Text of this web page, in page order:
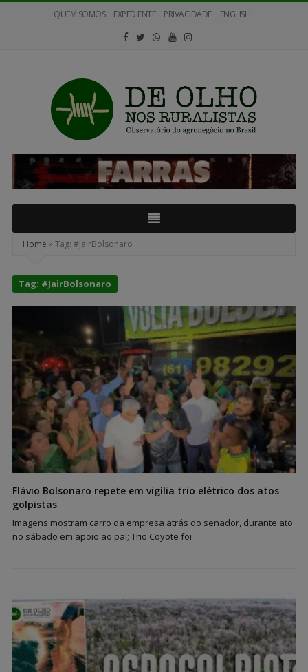
QUEM SOMOS EXPEDIENTE PRIVACIDADE ENGLISH
De
Olho
nos
Home » Tag: #JairBolsonaro
Tag: #JairBolsonaro
Flávio Bolsonaro repete em vigília trio elétrico dos atos
golpistas
Imagens mostram carro da empresa atrás do senador, durante ato
no sábado em apoio ao pai; Trio Coyote foi